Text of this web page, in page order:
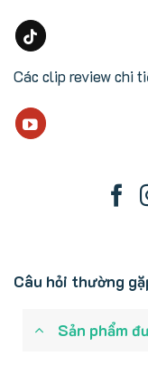
Các clip review chi
Câu hỏi thường
Sản phẩm